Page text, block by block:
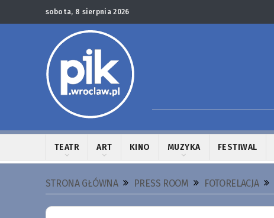
sobota, 8 sierpnia 2026
TEATR ART KINO MUZYKA FESTIWAL
STRONA GŁÓWNA PRESS ROOM FOTORELACJA